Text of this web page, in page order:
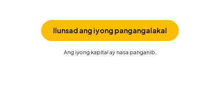
Ilunsad ang iyong pangangalakal
Ang iyong kapital ay nasa panganib.